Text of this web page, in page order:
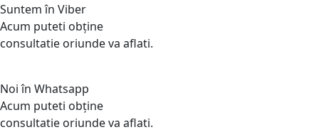
Suntem în Viber
Acum puteti obține
consultatie oriunde va aflati.
Noi în Whatsapp
Acum puteti obține
consultatie oriunde va aflati.